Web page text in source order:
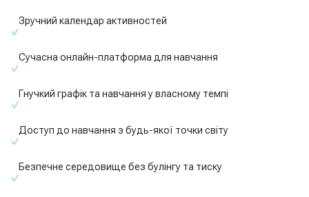
Зручний календар активностей
Сучасна онлайн-платформа для навчання
Гнучкий графік та навчання у власному темпі
Доступ до навчання з будь-якої точки світу
Безпечне середовище без булінгу та тиску